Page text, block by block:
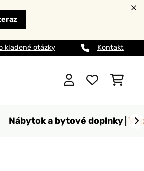
kladené otázky Kontakt
Nábytok a bytové doplnky